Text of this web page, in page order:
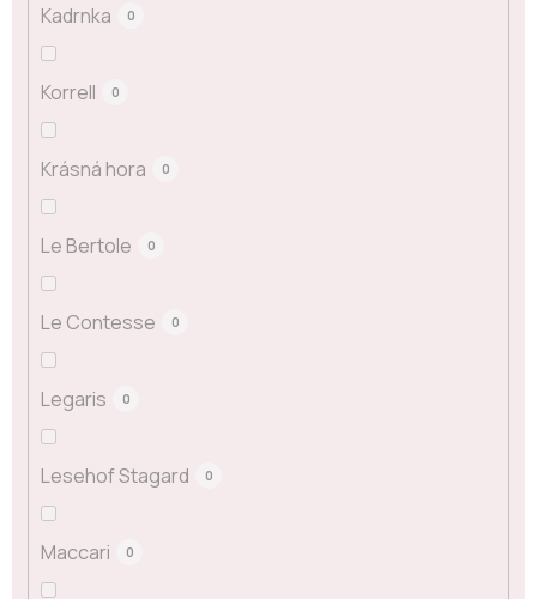
Kadrnka 0
Korrell 0
Krásná hora 0
Le Bertole 0
Le Contesse 0
Legaris 0
Lesehof Stagard 0
Maccari 0